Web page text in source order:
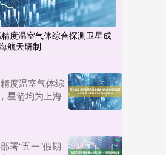
度温室气体综合探测卫星成
航天研制
度温室气体综
星箭均为上海
署“五一”假期